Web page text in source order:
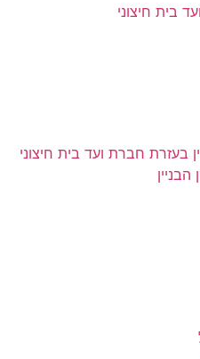
בית חיצוני
בעזרת חברת ועד בית חיצוני